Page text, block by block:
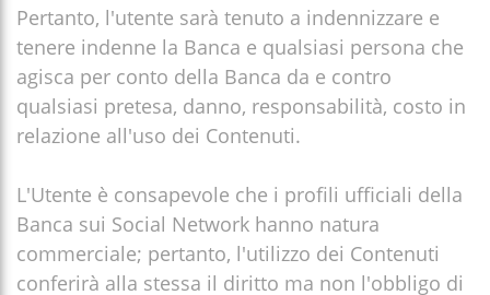
Pertanto, l'utente sarà tenuto a indennizzare e
tenere indenne la Banca e qualsiasi persona che
agisca per conto della Banca da e contro
qualsiasi pretesa, danno, responsabilità, costo in
relazione all'uso dei Contenuti.
L'Utente è consapevole che i profili ufficiali della
Banca sui Social Network hanno natura
commerciale; pertanto, l'utilizzo dei Contenuti
conferirà alla stessa il diritto ma non l'obbligo di